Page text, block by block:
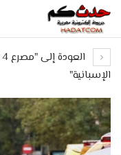
الإسبانية"